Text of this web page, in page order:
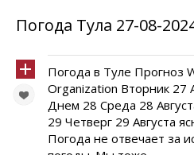
Погода Тула 27-08-
Погода в Туле Прогноз
Organization Вторник 27
Днем 28 Среда 28
29 Четверг 29 Августа
Погода не отвечает за